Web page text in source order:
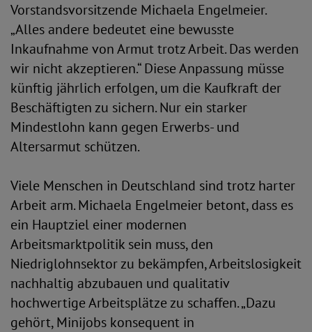
Vorstandsvorsitzende Michaela Engelmeier.
„Alles andere bedeutet eine bewusste
Inkaufnahme von Armut trotz Arbeit. Das werden
wir nicht akzeptieren.“ Diese Anpassung müsse
künftig jährlich erfolgen, um die Kaufkraft der
Beschäftigten zu sichern. Nur ein starker
Mindestlohn kann gegen Erwerbs- und
Altersarmut schützen.
Viele Menschen in Deutschland sind trotz harter
Arbeit arm. Michaela Engelmeier betont, dass es
ein Hauptziel einer modernen
Arbeitsmarktpolitik sein muss, den
Niedriglohnsektor zu bekämpfen, Arbeitslosigkeit
nachhaltig abzubauen und qualitativ
hochwertige Arbeitsplätze zu schaffen. „Dazu
gehört, Minijobs konsequent in